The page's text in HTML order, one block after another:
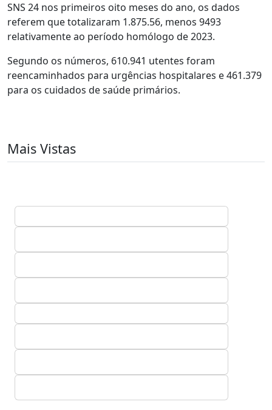
SNS 24 nos primeiros oito meses do ano, os dados
referem que totalizaram 1.875.56, menos 9493
relativamente ao período homólogo de 2023.
Segundo os números, 610.941 utentes foram
reencaminhados para urgências hospitalares e 461.379
para os cuidados de saúde primários.
Mais Vistas